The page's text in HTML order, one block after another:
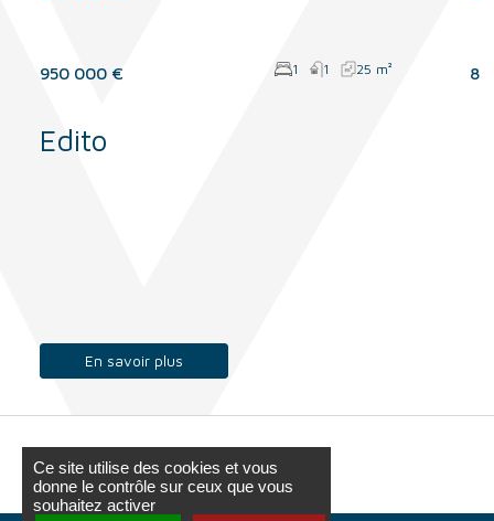
950 000 € 1 1 25 m² 8
Edito
En savoir plus
Ce site utilise des cookies et vous
donne le contrôle sur ceux que vous
souhaitez activer